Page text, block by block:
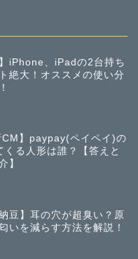
】iPhone、iPadの2台持ち
絶大！オススメの使い分
CM】paypay(ペイペイ)の
くる人形は誰？【答えと
】
納豆】耳の穴が超臭い？原
いを減らす方法を解説！